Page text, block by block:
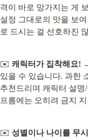
격이 바로 망가지는 게
설정 그대로의 맛을 보
로 드시는 걸 선호하진
✉️ 캐릭터가 집착해요!
있을 수 있습니다. 과한
추천드리며 캐릭터 설
프롬에는 오히려 금지
✉️ 성별이나 나이를 무